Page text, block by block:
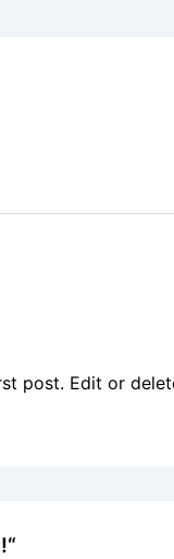
post. Edit or